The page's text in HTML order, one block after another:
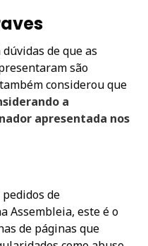
de que as
são
considerou que
a
apresentada nos
de
Assembleia, este é o
de páginas que